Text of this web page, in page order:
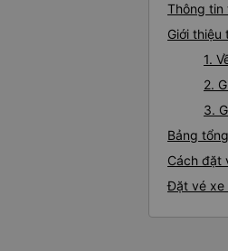
Thông tin
Giới
1.
2.
3.
Bảng
Cách đặt
Đặt vé xe